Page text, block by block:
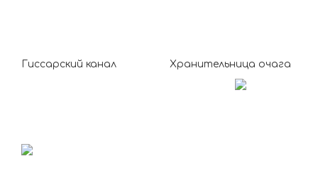
Гиссарский канал Хранительница очага